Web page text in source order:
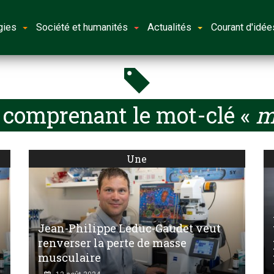
Société et humanités Actualités Courant
le mot-clé «
Une
Jean-Philippe Leduc-Gaudet veut
renverser la perte de masse
musculaire